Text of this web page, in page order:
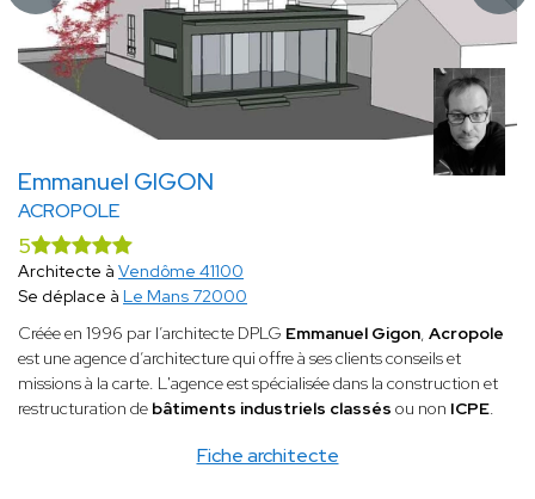
Emmanuel GIGON
ACROPOLE
Fiche architecte
5
Architecte à Vendôme 41100
Se déplace à Le Mans 72000
Créée en 1996 par l’architecte DPLG Emmanuel Gigon, Acropole
est une agence d’architecture qui offre à ses clients conseils et
missions à la carte. L'agence est spécialisée dans la construction et
restructuration de bâtiments industriels classés ou non ICPE.